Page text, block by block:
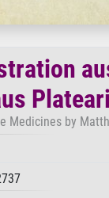
Medicines by